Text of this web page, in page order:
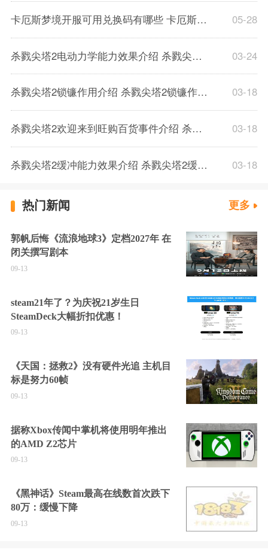
卡厄斯梦境开服可用兑换码有哪些 卡厄斯梦境通用兑换码一览 05-28
杀戮尖塔2电动力学能力效果介绍 杀戮尖塔2电动力学能力效果解析一览 03-24
杀戮尖塔2锁镰作用介绍 杀戮尖塔2锁镰作用解析一览 03-18
杀戮尖塔2欢迎来到旺购百货事件介绍 杀戮尖塔2欢迎来到旺购百货事件解析 03-18
杀戮尖塔2缓冲能力效果介绍 杀戮尖塔2缓冲能力解析一览 03-18
热门新闻 更多
郭帆后悔《流浪地球3》定档2027年 在
闭关撰写剧本
09-13
steam21年了？为庆祝21岁生日
SteamDeck大幅折扣优惠！
09-13
《天国：拯救2》没有硬件光追 主机目
标是努力60帧
09-13
据称Xbox传闻中掌机将使用明年推出
的AMD Z2芯片
09-13
《黑神话》Steam最高在线数首次跌下
80万：缓慢下降
09-13